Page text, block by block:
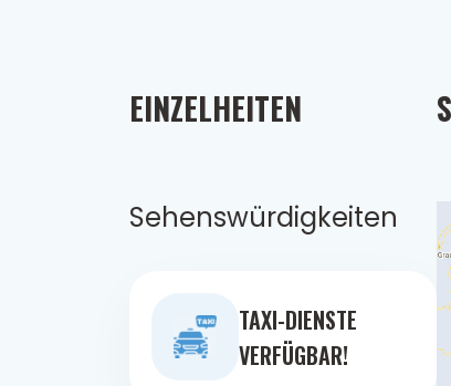
EINZELHEITEN
Sehenswürdigkeiten
TAXI-DIENSTE
VERFÜGBAR!